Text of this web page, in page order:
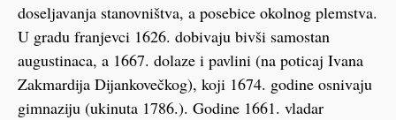
doseljavanja stanovništva, a posebice okolnog plemstva.
U gradu franjevci 1626. dobivaju bivši samostan
augustinaca, a 1667. dolaze i pavlini (na poticaj Ivana
Zakmardija Dijankovečkog), koji 1674. godine osnivaju
gimnaziju (ukinuta 1786.). Godine 1661. vladar